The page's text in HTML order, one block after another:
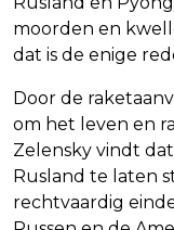
moorden en
dat is de enige
Door de
om het leven en
Zelensky vindt
Rusland te laten
rechtvaardig